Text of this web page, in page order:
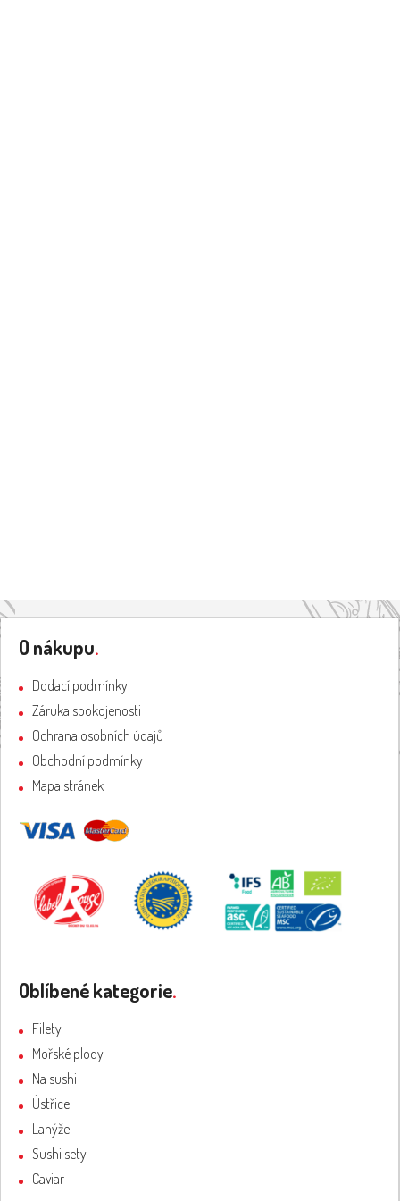
Z
a
t
í
O nákupu.
Dodací podmínky
Záruka spokojenosti
Ochrana osobních údajů
Obchodní podmínky
Mapa stránek
Oblíbené kategorie.
Filety
Mořské plody
Na sushi
Ústřice
Lanýže
Sushi sety
Caviar